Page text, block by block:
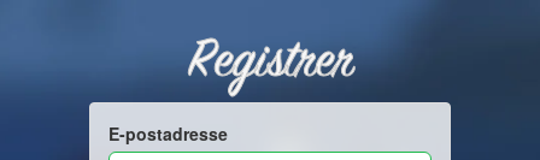
Registrer
E-postadresse